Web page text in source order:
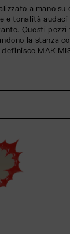
a mano
e tonalità
Questi
la stanza
MAK